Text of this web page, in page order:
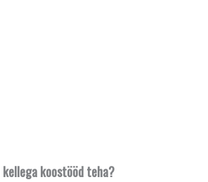
koostööd teha?